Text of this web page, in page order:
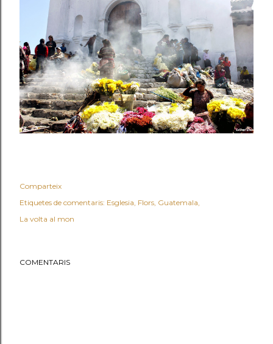
Comparteix
Etiquetes de comentaris: Esglesia Flors Guatemala
La volta al mon
COMENTARIS